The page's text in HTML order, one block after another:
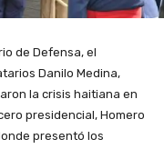
de Defensa, el
Danilo Medina,
la crisis haitiana en
presidencial, Homero
presentó los